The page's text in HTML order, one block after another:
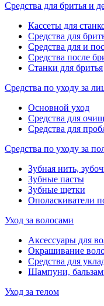
Средства для бритья и
Кассеты для
Средства для
Средства для и
Средства после
Станки для бритья
Средства по уходу за
Основной уход
Средства для
Средства для
Средства по уходу за
Зубная нить,
Зубные пасты
Зубные щетки
Ополаскиватели
Уход за волосами
Аксессуары для
Окрашивание
Средства для
Шампуни,
Уход за телом